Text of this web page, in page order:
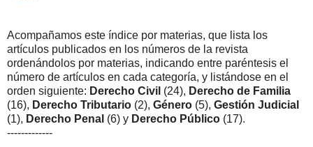
Acompañamos este índice por materias, que lista los
artículos publicados en los números de la revista
ordenándolos por materias, indicando entre paréntesis el
número de artículos en cada categoría, y listándose en el
orden siguiente: Derecho Civil (24), Derecho de Familia
(16), Derecho Tributario (2), Género (5), Gestión Judicial
(1), Derecho Penal (6) y Derecho Público (17).
-------------